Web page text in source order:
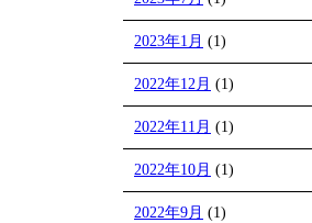
2023年1月 (1)
2022年12月 (1)
2022年11月 (1)
2022年10月 (1)
2022年9月 (1)